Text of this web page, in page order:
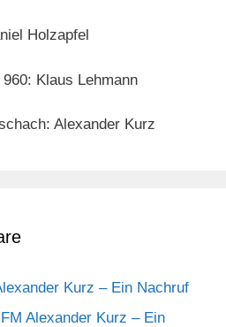
Holzapfel
Klaus Lehmann
Alexander Kurz
Kurz – Ein Nachruf
FM Alexander Kurz – Ein